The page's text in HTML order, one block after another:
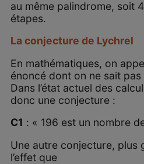
au même palindrome, soit
étapes.
La conjecture de Lychrel
En mathématiques, on
énoncé dont on ne sait pas
Dans l’état actuel des
donc une conjecture :
C1 : « 196 est un nombre
Une autre conjecture, plus
l’effet que